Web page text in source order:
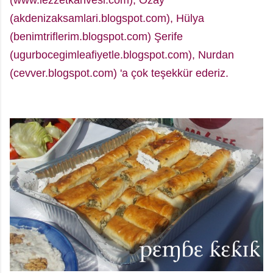
(akdenizaksamlari.blogspot.com), Hülya
(benimtriflerim.blogspot.com) Şerife
(ugurbocegimleafiyetle.blogspot.com), Nurdan
(cevver.blogspot.com) 'a çok teşekkür ederiz.